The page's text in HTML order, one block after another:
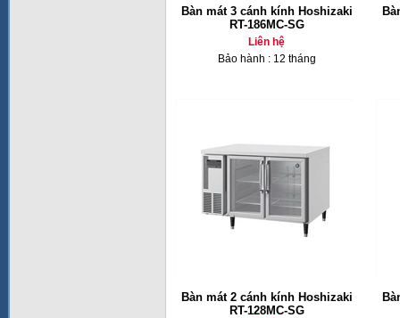
Bàn mát 3 cánh kính Hoshizaki
RT-186MC-SG
Liên hệ
Bảo hành : 12 tháng
Bàn mát 2 cánh kính Hoshizaki
RT-128MC-SG